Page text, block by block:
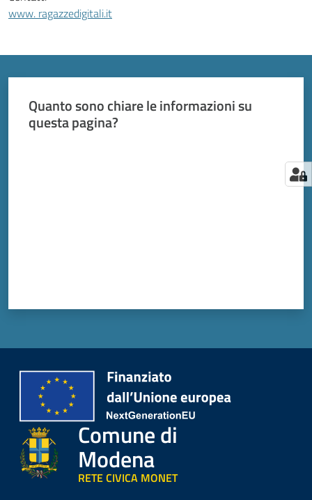
www. ragazzedigitali.it
Quanto sono chiare le informazioni su
questa pagina?
Comune di
Modena
RETE CIVICA MONET